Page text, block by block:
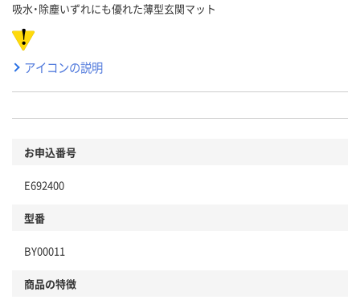
吸水・除塵いずれにも優れた薄型玄関マット
アイコンの説明
お申込番号
E692400
型番
BY00011
商品の特徴